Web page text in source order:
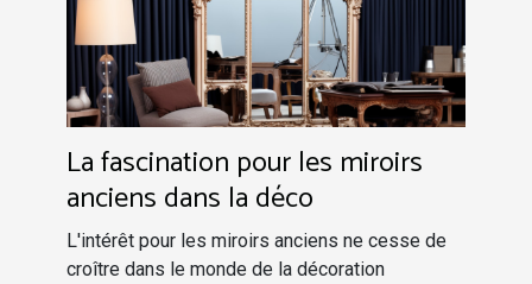
La fascination pour les miroirs
anciens dans la déco
L'intérêt pour les miroirs anciens ne cesse de
croître dans le monde de la décoration